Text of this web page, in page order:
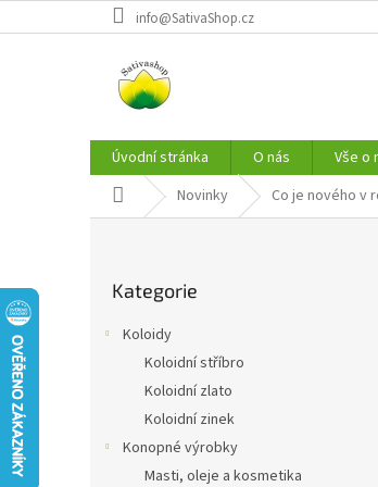
na
info@SativaShop.cz
Úvodní stránka O nás Vše o
Domů Novinky Co je nového v
kategorie
Kategorie
Koloidy
Koloidní stříbro
Koloidní zlato
Koloidní zinek
Konopné výrobky
Masti, oleje a kosmetika